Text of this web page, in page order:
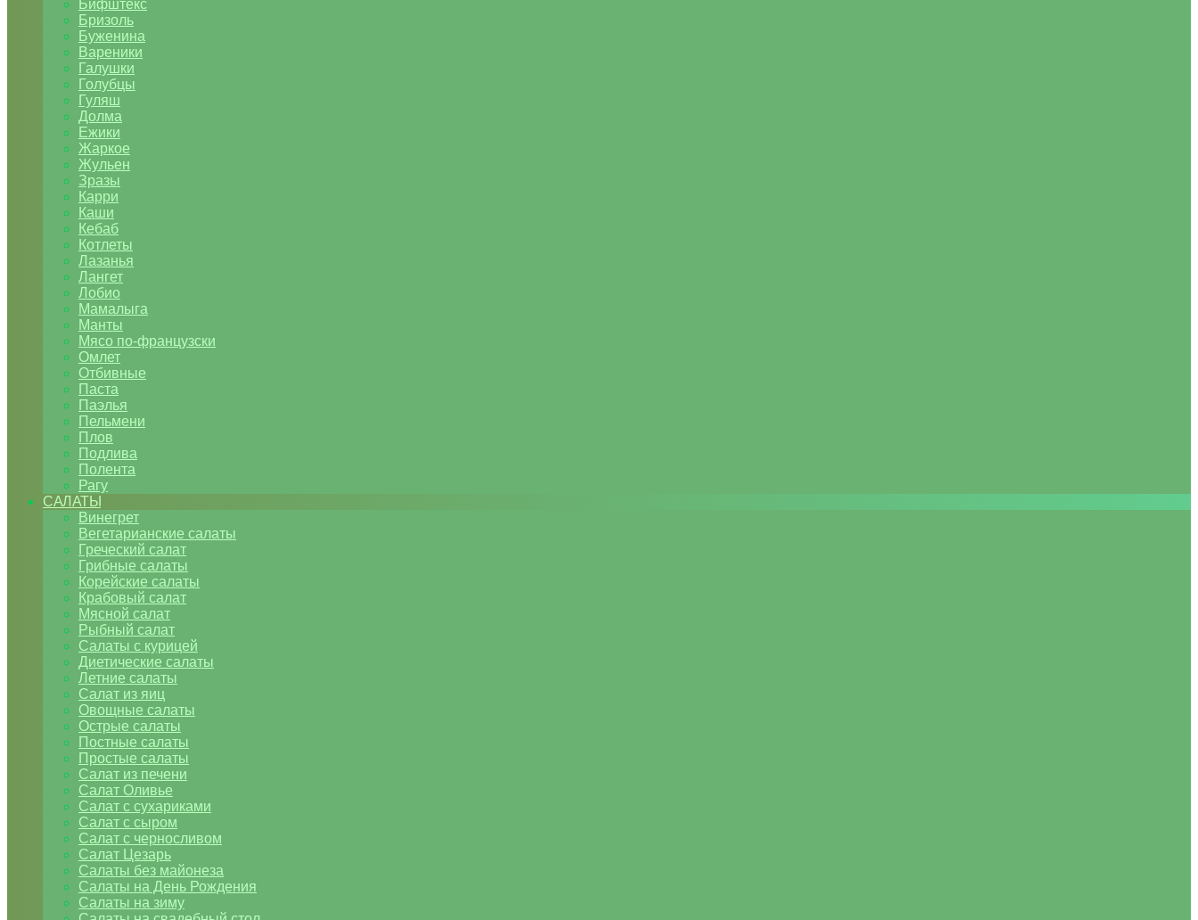
Бифштекс
Бризоль
Буженина
Вареники
Галушки
Голубцы
Гуляш
Долма
Ежики
Жаркое
Жульен
Зразы
Карри
Каши
Кебаб
Котлеты
Лазанья
Лангет
Лобио
Мамалыга
Манты
Мясо по-французски
Омлет
Отбивные
Паста
Паэлья
Пельмени
Плов
Подлива
Полента
Рагу
САЛАТЫ
Винегрет
Вегетарианские салаты
Греческий салат
Грибные салаты
Корейские салаты
Крабовый салат
Мясной салат
Рыбный салат
Салаты с курицей
Диетические салаты
Летние салаты
Салат из яиц
Овощные салаты
Острые салаты
Постные салаты
Простые салаты
Салат из печени
Салат Оливье
Салат с сухариками
Салат с сыром
Салат с черносливом
Салат Цезарь
Салаты без майонеза
Салаты на День Рождения
Салаты на зиму